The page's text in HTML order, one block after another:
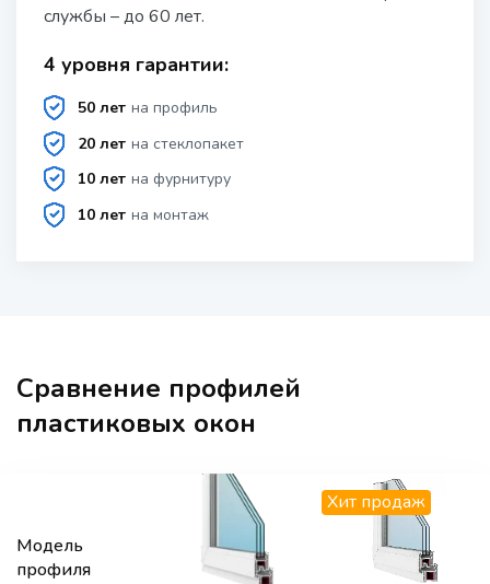
службы – до 60 лет.
4 уровня гарантии:
50 лет на профиль
20 лет на стеклопакет
10 лет на фурнитуру
10 лет на монтаж
Сравнение профилей
пластиковых окон
Модель
профиля
Хит продаж